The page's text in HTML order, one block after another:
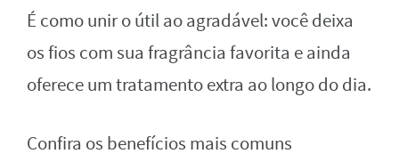
É como unir o útil ao agradável: você deixa
os fios com sua fragrância favorita e ainda
oferece um tratamento extra ao longo do dia.
Confira os benefícios mais comuns